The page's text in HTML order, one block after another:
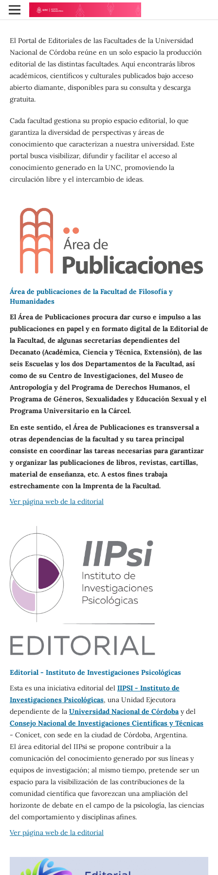
El Portal de Editoriales de las Facultades de la Universidad
Nacional de Córdoba reúne en un solo espacio la producción
editorial de las distintas facultades. Aquí encontrarás libros
académicos, científicos y culturales publicados bajo acceso
abierto diamante, disponibles para su consulta y descarga
gratuita.
Cada facultad gestiona su propio espacio editorial, lo que
garantiza la diversidad de perspectivas y áreas de
conocimiento que caracterizan a nuestra universidad. Este
portal busca visibilizar, difundir y facilitar el acceso al
conocimiento generado en la UNC, promoviendo la
circulación libre y el intercambio de ideas.
Área de publicaciones de la Facultad de Filosofía y
Humanidades
El Área de Publicaciones procura dar curso e impulso a las
publicaciones en papel y en formato digital de la Editorial de
la Facultad, de algunas secretarías dependientes del
Decanato (Académica, Ciencia y Técnica, Extensión), de las
seis Escuelas y los dos Departamentos de la Facultad, así
como de su Centro de Investigaciones, del Museo de
Antropología y del Programa de Derechos Humanos, el
Programa de Géneros, Sexualidades y Educación Sexual y el
Programa Universitario en la Cárcel.
En este sentido, el Área de Publicaciones es transversal a
otras dependencias de la facultad y su tarea principal
consiste en coordinar las tareas necesarias para garantizar
y organizar las publicaciones de libros, revistas, cartillas,
material de enseñanza, etc. A estos fines trabaja
estrechamente con la Imprenta de la Facultad.
Ver página web de la editorial
Editorial - Instituto de Investigaciones Psicológicas
Esta es una iniciativa editorial del IIPSI - Instituto de
Investigaciones Psicológicas, una Unidad Ejecutora
dependiente de la Universidad Nacional de Córdobay del
Consejo Nacional de Investigaciones Científicas y Técnicas
- Conicet, con sede en la ciudad de Córdoba, Argentina.
El área editorial del IIPsi se propone contribuir a la
comunicación del conocimiento generado por sus líneas y
equipos de investigación; al mismo tiempo, pretende ser un
espacio para la visibilización de las contribuciones de la
comunidad científica que favorezcan una ampliación del
horizonte de debate en el campo de la psicología, las ciencias
del comportamiento y disciplinas afines.
Ver página web de la editorial